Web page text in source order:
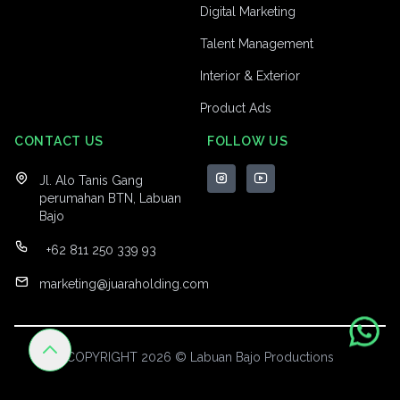
Digital Marketing
Talent Management
Interior & Exterior
Product Ads
CONTACT US
Jl. Alo Tanis Gang
perumahan BTN, Labuan
Bajo
+62 811 250 339 93
marketing@juaraholding.com
FOLLOW US
COPYRIGHT 2026 © Labuan Bajo Productions